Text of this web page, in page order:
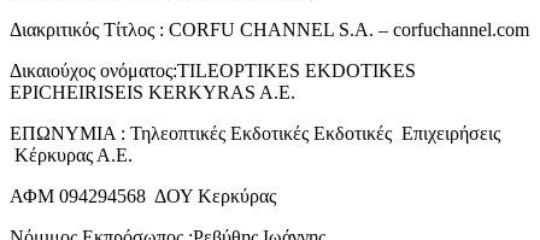
Διακριτικός Τίτλος : CORFU CHANNEL S.A. – corfuchannel.com
Δικαιούχος ονόματος:TILEOPTIKES EKDOTIKES
EPICHEIRISEIS KERKYRAS A.E.
ΕΠΩΝΥΜΙΑ : Τηλεοπτικές Εκδοτικές Εκδοτικές Επιχειρήσεις
Κέρκυρας Α.Ε.
ΑΦΜ 094294568 ΔΟΥ Κερκύρας